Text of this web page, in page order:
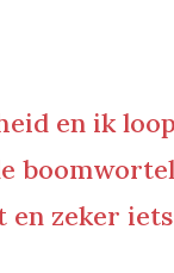
en ik
en zeker